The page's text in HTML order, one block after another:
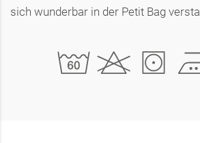
sich wunderbar in der Petit Bag